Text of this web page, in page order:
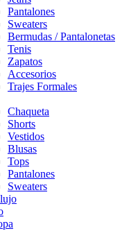
Pantalones
Sweaters
Bermudas / Pantalonetas
Tenis
Zapatos
Accesorios
Trajes Formales
Chaqueta
Shorts
Vestidos
Blusas
Tops
Pantalones
Sweaters